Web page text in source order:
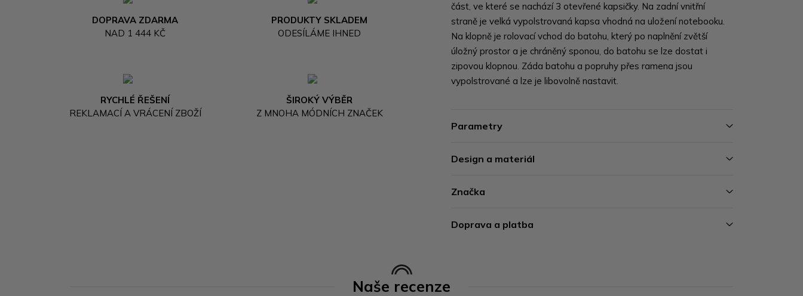
DOPRAVA ZDARMA
NAD 1 444 KČ
PRODUKTY SKLADEM
ODESÍLÁME IHNED
RYCHLÉ ŘEŠENÍ
REKLAMACÍ A VRÁCENÍ ZBOŽÍ
ŠIROKÝ VÝBĚR
Z MNOHA MÓDNÍCH ZNAČEK
část, ve které se nachází 3 otevřené kapsičky. Na zadní vnitřní
straně je velká vypolstrovaná kapsa vhodná na uložení notebooku.
Na klopně je rolovací vchod do batohu, který po naplnění zvětší
úložný prostor a je chráněný sponou, do batohu se lze dostat i
zipovou klopnou. Záda batohu a popruhy přes ramena jsou
vypolstrované a lze je libovolně nastavit.
Parametry
Design a materiál
Značka
Doprava a platba
Naše recenze